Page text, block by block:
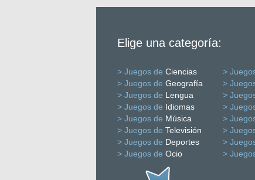
Elige una categoría:
> Juegos de Ciencias >
> Juegos de Geografía >
> Juegos de Lengua >
> Juegos de Idiomas >
> Juegos de Música >
> Juegos de Televisión >
> Juegos de Deportes >
> Juegos de Ocio >